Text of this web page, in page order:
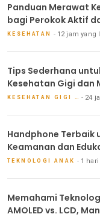
Panduan Merawat
bagi Perokok Aktif
KESEHATAN 12 jam yang
Tips Sederhana
Kesehatan Gigi dan
24
Handphone Terbaik
Keamanan dan
TEKNOLOGI ANAK 1
Memahami
AMOLED vs. LCD,